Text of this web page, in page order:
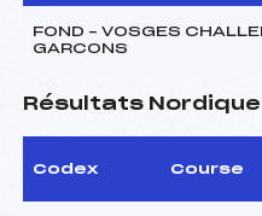
FOND – VOSGES
GARCONS
Résultats
Codex Course